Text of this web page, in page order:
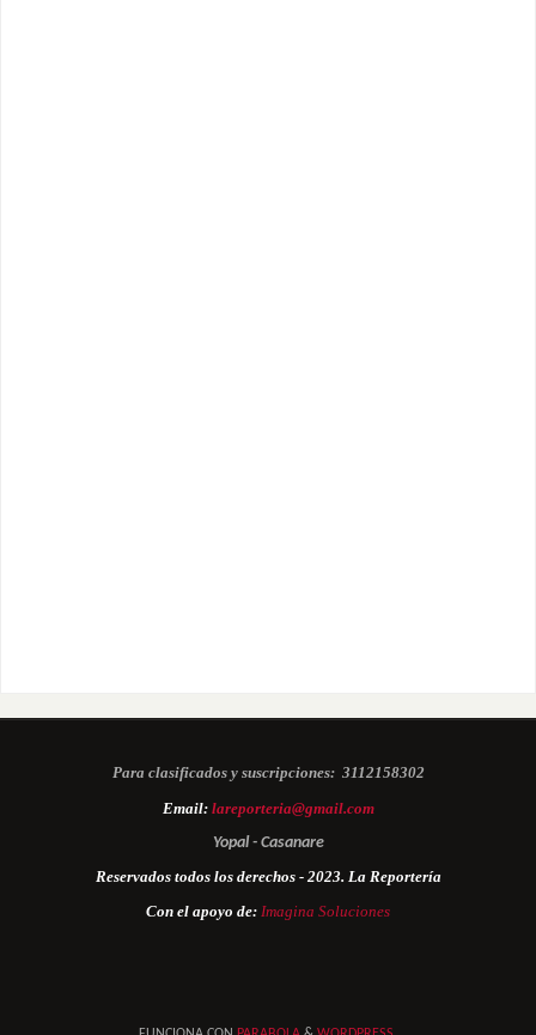
Para clasificados y suscripciones: 3112158302
Email: lareporteria@gmail.com
Yopal - Casanare
Reservados todos los derechos - 2023. La Reportería
Con el apoyo de: Imagina Soluciones